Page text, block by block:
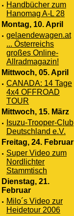
· Handbücher zum
Hanomag A-L 28
Montag, 10. April
· gelaendewagen.at
... Österreichs
großes Online-
Allradmagazin!
Mittwoch, 05. April
· CANADA: 14 Tage
4x4 OFFROAD
TOUR
Mittwoch, 15. März
· Isuzu-Trooper-Club
Deutschland e.V.
Freitag, 24. Februar
· Super Video zum
Nordlichter
Stammtisch
Dienstag, 21.
Februar
· Milo´s Video zur
Heidetour 2006